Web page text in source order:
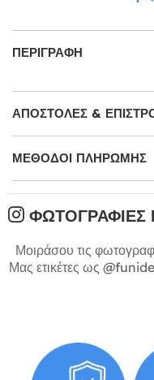
ΠΕΡΙΓΡΑΦΉ
ΑΠΟΣΤΟΛΈΣ &
ΜΕΘΌΔΟΙ ΠΛΗΡΩΜΉΣ
ΦΩΤΟΓΡΑΦΊΕΣ
Μοιράσου τις
Μας ετικέτες ως